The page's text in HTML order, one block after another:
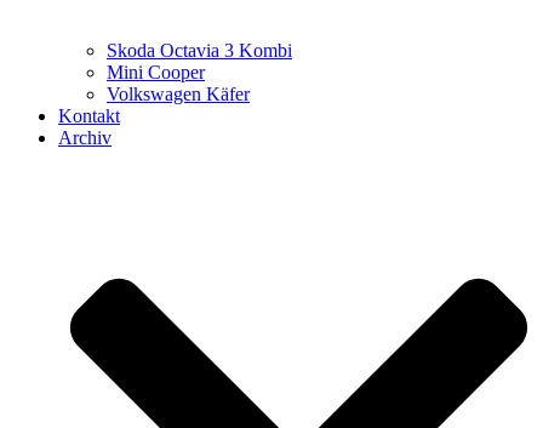
Skoda Octavia 3 Kombi
Mini Cooper
Volkswagen Käfer
Kontakt
Archiv